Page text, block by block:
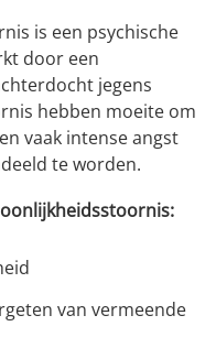
is een psychische
door een
jegens
hebben moeite om
vaak intense angst
te worden.
van vermeende